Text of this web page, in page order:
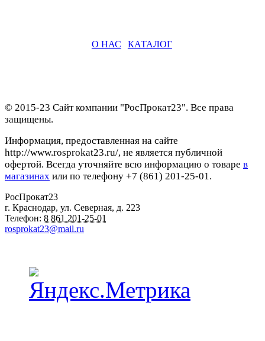
О НАС КАТАЛОГ
© 2015-23 Сайт компании "РосПрокат23". Все права
защищены.
Информация, предоставленная на сайте
http://www.rosprokat23.ru/, не является публичной
офертой. Всегда уточняйте всю информацию о товаре в
магазинах или по телефону +7 (861) 201-25-01.
РосПрокат23
г. Краснодар, ул. Северная, д. 223
Телефон: 8 861 201-25-01
rosprokat23@mail.ru